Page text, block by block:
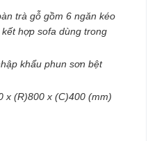
trà gỗ gồm 6 ngăn kéo
hợp sofa dùng trong
khẩu phun sơn bệt
x (R)800 x (C)400 (mm)